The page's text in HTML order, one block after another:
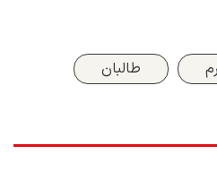
طالبان